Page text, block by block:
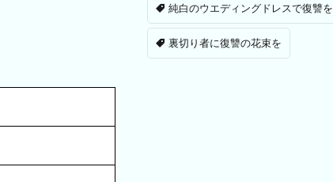
純白のウエディングドレスで復讐を
裏切り者に復讐の花束を